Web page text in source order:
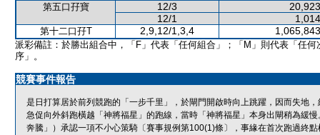
第五口孖寶 12/3
12/1
第十二口孖T 2,9,12/1,3,4
派彩備註：於勝出組合中，「F」代表「任何組合」；「M」則代表「任何
序」。
競賽事件報告
是日打算居於前列競跑的「一步千里」，於閘門開啟時向上跳躍，因而失地
急促向外斜跑橫越「神將福星」的跑線，當時「神將福星」本身出閘稍為緩
奔騰」）承認一項不小心策騎〔賽事規例第100(1)條〕，事緣在首次跑過終